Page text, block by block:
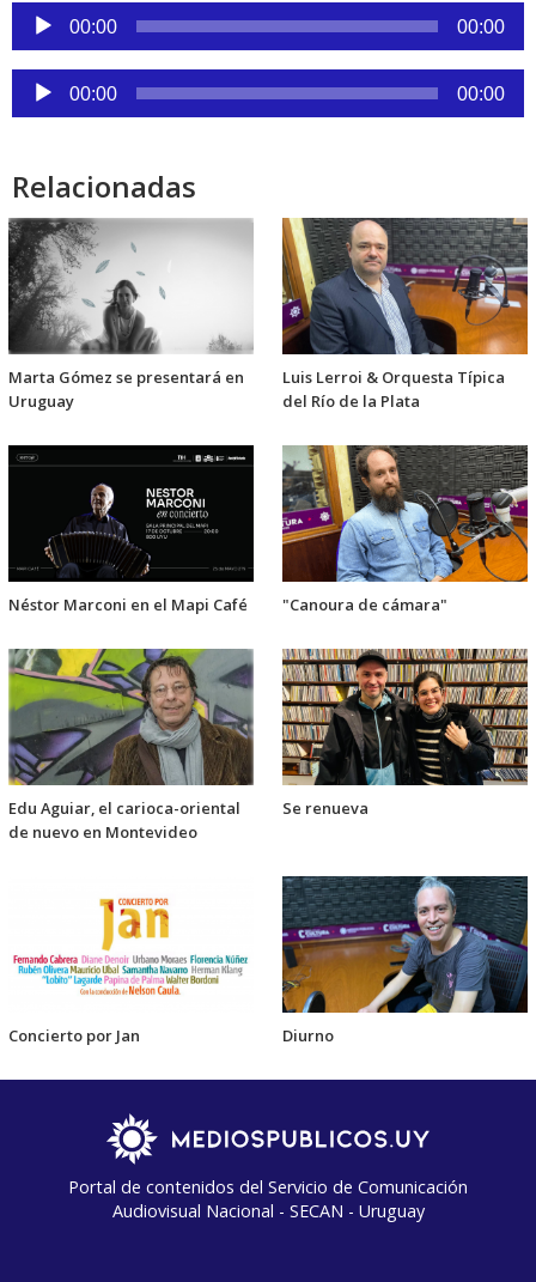
Reproductor
de
audio
00:00 00:00
Reproductor
de
00:00 00:00
Relacionadas
Marta Gómez se presentará en
Uruguay
Luis Lerroi & Orquesta Típica
del Río de la Plata
Néstor Marconi en el Mapi Café "Canoura de cámara"
Edu Aguiar, el carioca-oriental
de nuevo en Montevideo
Se renueva
Concierto por Jan Diurno
Portal de contenidos del Servicio de Comunicación
Audiovisual Nacional - SECAN - Uruguay